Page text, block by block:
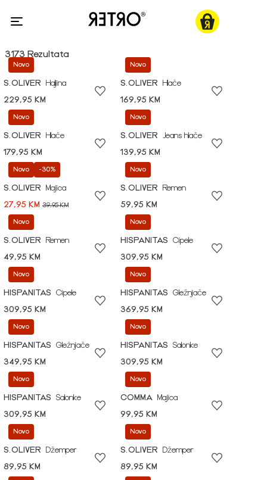
3173 Rezultata
Novo
S.OLIVER
Haljina
229,95 KM
Novo
S.OLIVER
Hlače
169,95 KM
Novo
S.OLIVER
Hlače
179,95 KM
Novo
S.OLIVER
Jeans hlače
139,95 KM
Novo -30%
S.OLIVER
Majica
27,95 KM 39,95 KM
Novo
S.OLIVER
Remen
59,95 KM
Novo
S.OLIVER
Remen
49,95 KM
Novo
HISPANITAS
Cipele
309,95 KM
Novo
HISPANITAS
Cipele
309,95 KM
Novo
HISPANITAS
Gležnjače
369,95 KM
Novo
HISPANITAS
Gležnjače
349,95 KM
Novo
HISPANITAS
Salonke
309,95 KM
Novo
HISPANITAS
Salonke
309,95 KM
Novo
COMMA
Majica
99,95 KM
Novo
S.OLIVER
Džemper
89,95 KM
Novo
S.OLIVER
Džemper
89,95 KM